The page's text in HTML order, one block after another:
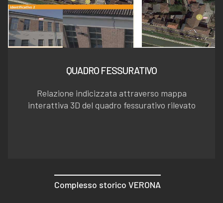
QUADRO FESSURATIVO
Relazione indicizzata attraverso mappa
interattiva 3D del quadro fessurativo rilevato
Complesso storico VERONA